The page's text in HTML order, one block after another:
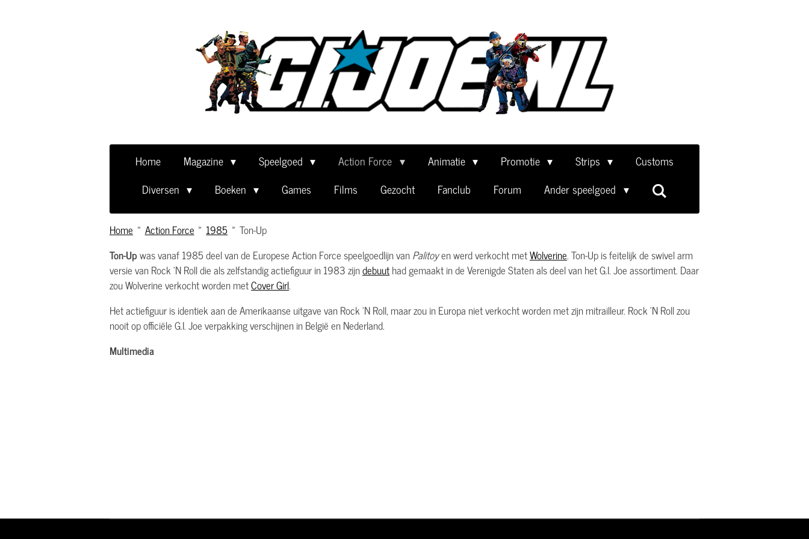
Home Magazine Speelgoed Action Force Animatie Promotie Strips
Customs
Diversen
Boeken Games Films Gezocht Fanclub Forum Ander speelgoed
Home » Action Force » 1985 » Ton-Up
Ton-Upwas vanaf 1985 deel van de Europese Action Force speelgoedlijn vanPalitoyen werd verkocht metWolverine. Ton-Up is feitelijk de swivel arm
versie van Rock 'N Roll die als zelfstandig actiefiguur in 1983 zijndebuuthad gemaakt in de Verenigde Staten als deel van het G.I. Joe assortiment. Daar
zou Wolverine verkocht worden metCover Girl.
Het actiefiguur is identiek aan de Amerikaanse uitgave van Rock 'N Roll, maar zou in Europa niet verkocht worden met zijn mitrailleur. Rock 'N Roll zou
nooit op officiële G.I. Joe verpakking verschijnen in België en Nederland.
Multimedia